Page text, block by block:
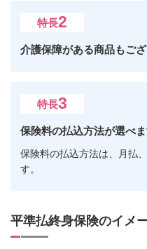
特長2
介護保障がある商品もご
特長3
保険料の払込方法が選べ
保険料の払込方法は、月払
す。
平準払終身保険のイメ